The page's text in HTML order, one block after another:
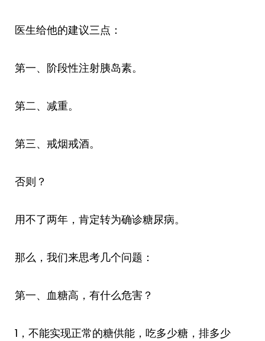
医生给他的建议三点：
第一、阶段性注射胰岛素。
第二、减重。
第三、戒烟戒酒。
否则？
用不了两年，肯定转为确诊糖尿病。
那么，我们来思考几个问题：
第一、血糖高，有什么危害？
1，不能实现正常的糖供能，吃多少糖，排多少